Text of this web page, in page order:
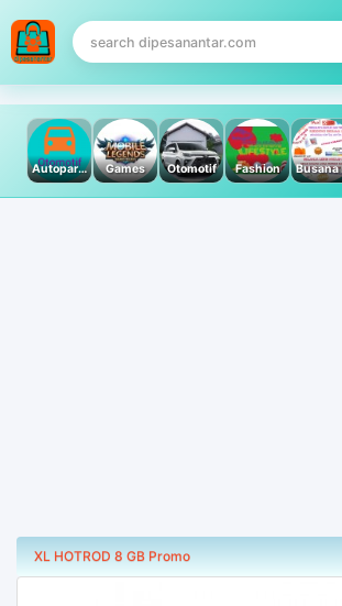
Autoparts Games Otomotif Fashion
XL HOTROD 8 GB Promo